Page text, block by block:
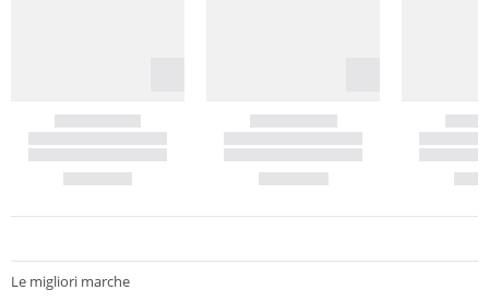
Le migliori marche